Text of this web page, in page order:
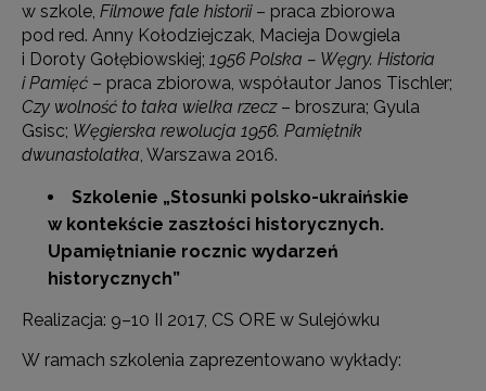
w szkole, Filmowe fale historii– praca zbiorowa
pod red. Anny Kołodziejczak, Macieja Dowgiela
i Doroty Gołębiowskiej; 1956 Polska – Węgry. Historia
i Pamięć – praca zbiorowa, współautor Janos Tischler;
Czy wolność to taka wielka rzecz– broszura; Gyula
Gsisc; Węgierska rewolucja 1956. Pamiętnik
dwunastolatka, Warszawa 2016.
Szkolenie „Stosunki polsko-ukraińskie
w kontekście zaszłości historycznych.
Upamiętnianie rocznic wydarzeń
historycznych”
Realizacja: 9–10 II 2017, CS ORE w Sulejówku
W ramach szkolenia zaprezentowano wykłady: